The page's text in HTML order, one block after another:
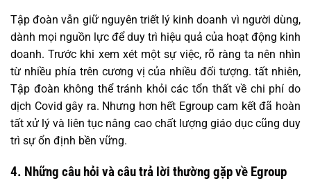
Tập đoàn vẫn giữ nguyên triết lý kinh doanh vì người dùng,
dành mọi nguồn lực để duy trì hiệu quả của hoạt động kinh
doanh. Trước khi xem xét một sự việc, rõ ràng ta nên nhìn
từ nhiều phía trên cương vị của nhiều đối tượng. tất nhiên,
Tập đoàn không thể tránh khỏi các tổn thất về chi phí do
dịch Covid gây ra. Nhưng hơn hết Egroup cam kết đã hoàn
tất xử lý và liên tục nâng cao chất lượng giáo dục cũng duy
trì sự ổn định bền vững.
4. Những câu hỏi và câu trả lời thường gặp về Egroup